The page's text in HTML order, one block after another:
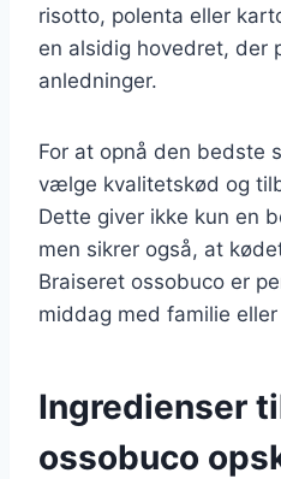
risotto, polenta eller
en alsidig hovedret, der
anledninger.
For at opnå den bedste
vælge kvalitetskød og
Dette giver ikke kun en
men sikrer også, at
Braiseret ossobuco er
middag med familie eller
Ingredienser
ossobuco